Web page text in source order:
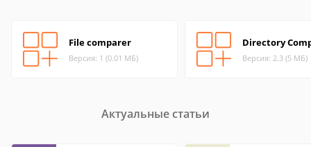
File comparer
Версия: 1 (0.01 МБ)
Directory
Версия: 2.3 (5 МБ)
Актуальные статьи